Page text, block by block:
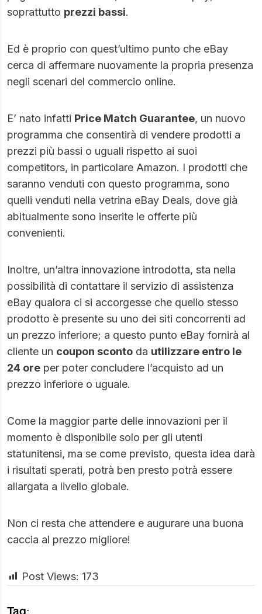
soprattutto prezzi bassi.
Ed è proprio con quest’ultimo punto che eBay
cerca di affermare nuovamente la propria presenza
negli scenari del commercio online.
E’ nato infatti Price Match Guarantee, un nuovo
programma che consentirà di vendere prodotti a
prezzi più bassi o uguali rispetto ai suoi
competitors, in particolare Amazon. I prodotti che
saranno venduti con questo programma, sono
quelli venduti nella vetrina eBay Deals, dove già
abitualmente sono inserite le offerte più
convenienti.
Inoltre, un’altra innovazione introdotta, sta nella
possibilità di contattare il servizio di assistenza
eBay qualora ci si accorgesse che quello stesso
prodotto è presente su uno dei siti concorrenti ad
un prezzo inferiore; a questo punto eBay fornirà al
cliente un coupon sconto da utilizzare entro le
24 ore per poter concludere l’acquisto ad un
prezzo inferiore o uguale.
Come la maggior parte delle innovazioni per il
momento è disponibile solo per gli utenti
statunitensi, ma se come previsto, questa idea darà
i risultati sperati, potrà ben presto potrà essere
allargata a livello globale.
Non ci resta che attendere e augurare una buona
caccia al prezzo migliore!
Post Views: 173
Tag: